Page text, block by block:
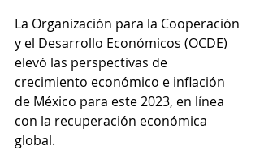
La Organización para la Cooperación
y el Desarrollo Económicos (OCDE)
elevó las perspectivas de
crecimiento económico e inflación
de México para este 2023, en línea
con la recuperación económica
global.